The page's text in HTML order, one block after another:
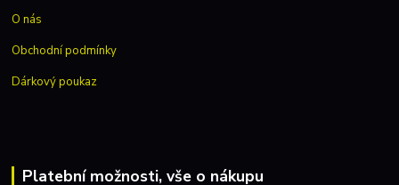
O nás
Obchodní podmínky
Dárkový poukaz
Platební možnosti, vše o nákupu